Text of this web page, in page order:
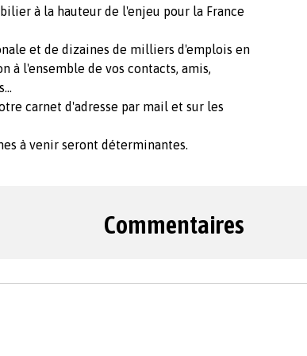
à la hauteur de l'enjeu pour la France
et de dizaines de milliers d'emplois en
à l'ensemble de vos contacts, amis,
carnet d'adresse par mail et sur les
à venir seront déterminantes.
Commentaires